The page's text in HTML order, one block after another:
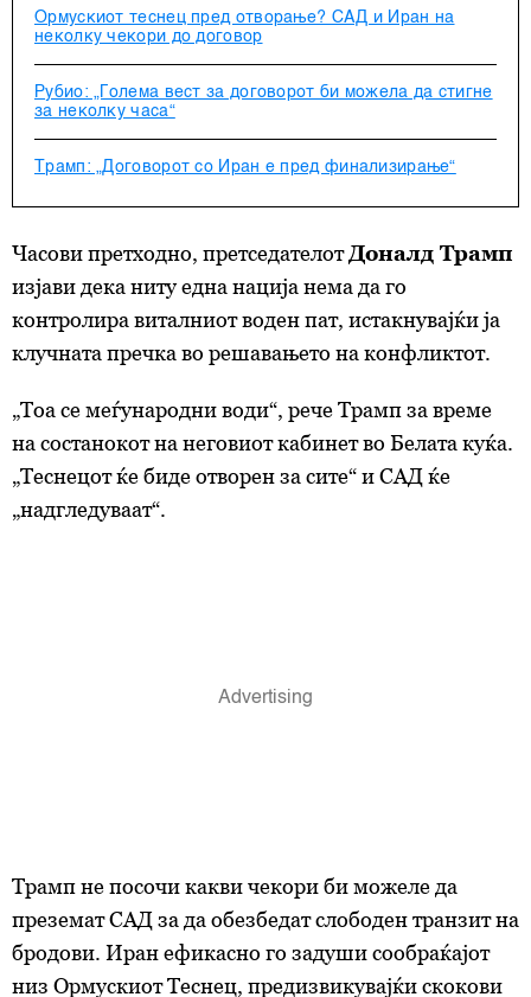
Ормускиот теснец пред отворање? САД и Иран на
неколку чекори до договор
Рубио: „Голема вест за договорот би можела да стигне
за неколку часа“
Трамп: „Договорот со Иран е пред финализирање“
Часови претходно, претседателотДоналд Трамп
изјави дека ниту една нација нема да го
контролира виталниот воден пат, истакнувајќи ја
клучната пречка во решавањето на конфликтот.
„Тоа се меѓународни води“, рече Трамп за време
на состанокот на неговиот кабинет во Белата куќа.
„Теснецот ќе биде отворен за сите“ и САД ќе
„надгледуваат“.
Трамп не посочи какви чекори би можеле да
преземат САД за да обезбедат слободен транзит на
бродови. Иран ефикасно го задуши сообраќајот
низ Ормускиот Теснец, предизвикувајќи скокови